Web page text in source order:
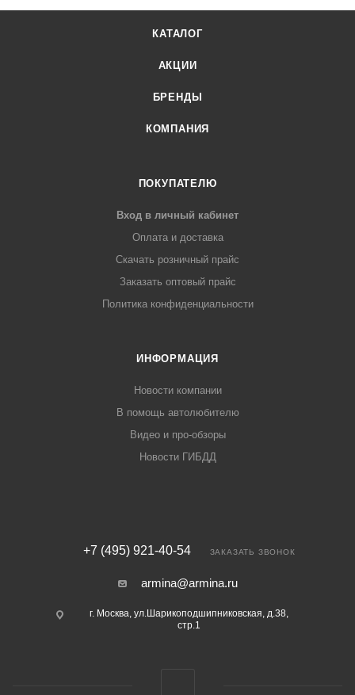
КАТАЛОГ
АКЦИИ
БРЕНДЫ
КОМПАНИЯ
ПОКУПАТЕЛЮ
Вход в личный кабинет
Оплата и доставка
Скачать розничный прайс
Заказать оптовый прайс
Политика конфиденциальности
ИНФОРМАЦИЯ
Новости компании
В помощь автолюбителю
Видео и про-обзоры
Новости ГИБДД
+7 (495) 921-40-54 ЗАКАЗАТЬ ЗВОНОК
armina@armina.ru
г. Москва, ул.Шарикоподшипниковская, д.38,
стр.1